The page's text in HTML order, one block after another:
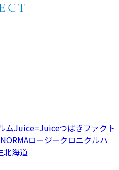
ムJuice=Juiceつばきファクト
ロージークロニクルハ
北海道